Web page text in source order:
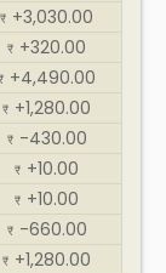
₹ +3,030.00
₹ +320.00
+4,490.00
₹ +1,280.00
₹ -430.00
₹ +10.00
₹ +10.00
₹ -660.00
₹ +1,280.00